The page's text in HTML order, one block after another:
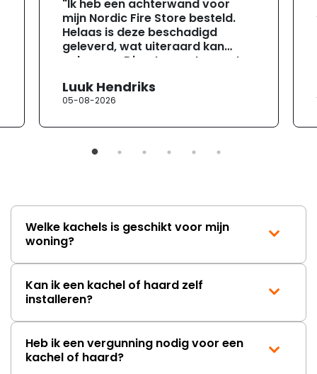
"Ik heb een achterwand voor
mijn Nordic Fire Store besteld.
Helaas is deze beschadigd
geleverd, wat uiteraard kan
gebeuren. Direct na ontvangst
de klantenservice. Helaas
verloopt de communicatie erg
mailwisselingen zit telkens
ongeveer een week. Hierdoor
duurt de afhandeling onnodig
korte termijn een nieuwe,
mag ontvangen."
Luuk Hendriks
05-08-2026
Welke kachels is geschikt voor mijn
woning?
Kan ik een kachel of haard zelf
installeren?
Heb ik een vergunning nodig voor een
kachel of haard?